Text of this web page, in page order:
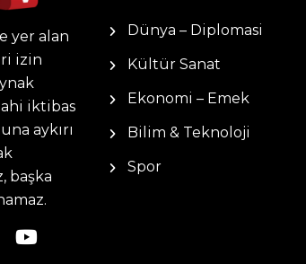
yer alan
izin
iktibas
aykırı
başka
Dünya – Diplomasi
Kültür Sanat
Ekonomi – Emek
Bilim & Teknoloji
Spor